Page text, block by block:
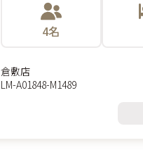
4名
倉敷店
LM-A01848-M1489